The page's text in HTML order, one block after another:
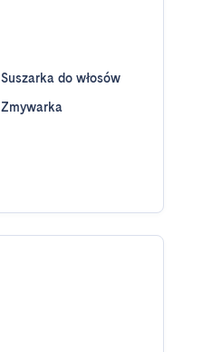
Suszarka do włosów
Zmywarka